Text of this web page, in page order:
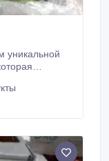
уникальной
большим